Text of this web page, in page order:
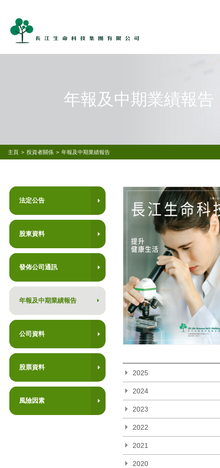
年報及中期業績報告
主頁 > 投資者關係 > 年報及中期業績報告
法定公告
股東資料
發佈公司通訊
年報及中期業績報告
公司資料
股票資料
風險因素
2025
2024
2023
2022
2021
2020